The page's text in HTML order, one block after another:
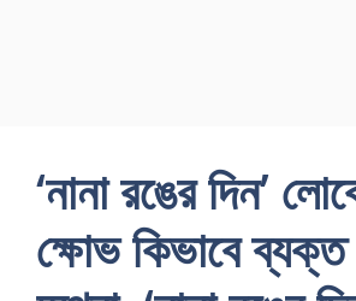
‘নানা রঙের দিন’
ক্ষোভ কিভাবে